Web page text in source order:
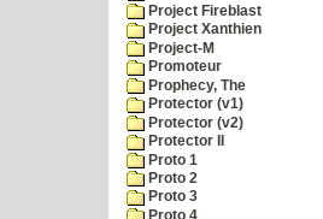
Project Fireblast
Project Xanthien
Project-M
Promoteur
Prophecy, The
Protector (v1)
Protector (v2)
Protector II
Proto 1
Proto 2
Proto 3
Proto 4